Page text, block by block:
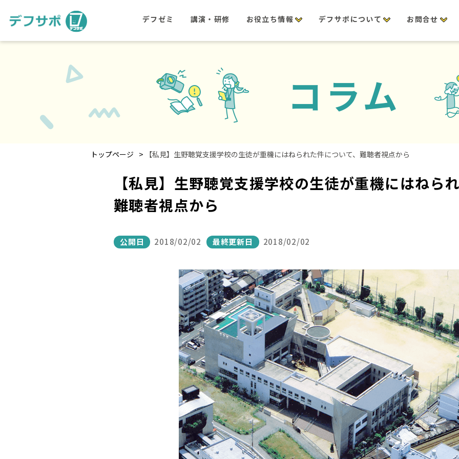
デフゼミ 講演・研修 お役立ち情報 デフサポについて お問合せ
コラム
トップページ > 【私見】生野聴覚支援学校の生徒が重機にはねられた件について、難聴者視点から
【私見】生野聴覚支援学校の生徒が重機にはねら
難聴者視点から
公開日 2018/02/02 最終更新日 2018/02/02